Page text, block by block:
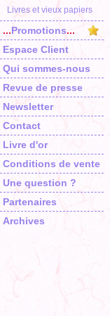
Livres et vieux papiers
...Promotions...
Espace Client
Qui sommes-nous
Revue de presse
Newsletter
Contact
Livre d'or
Conditions de vente
Une question ?
Partenaires
Archives